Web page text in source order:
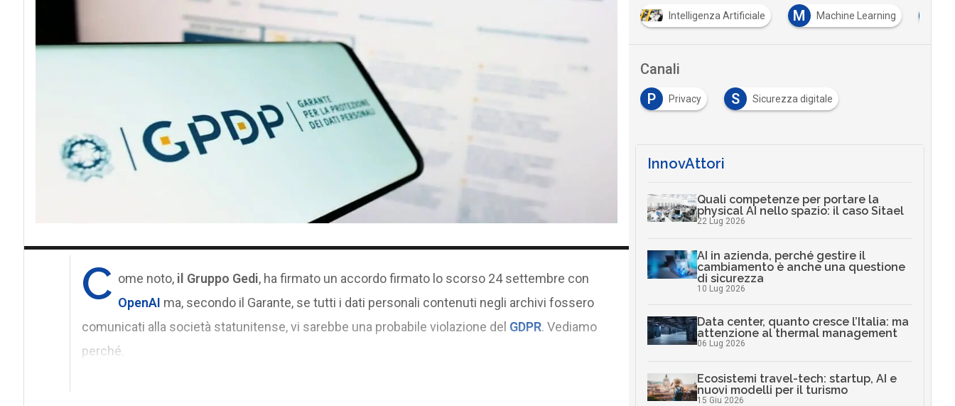
C ome noto, il Gruppo Gedi, ha firmato un accordo firmato lo scorso 24 settembre con
OpenAI ma, secondo il Garante, se tutti i dati personali contenuti negli archivi fossero
comunicati alla società statunitense, vi sarebbe una probabile violazione del GDPR. Vediamo
perché.
Intelligenza Artificiale M Machine Learning
Canali
P
Privacy S Sicurezza digitale
InnovAttori
Quali competenze per portare la
physical AI nello spazio: il caso Sitael
22 Lug 2026
AI in azienda, perché gestire il
cambiamento è anche una questione
di sicurezza
10 Lug 2026
Data center, quanto cresce l’Italia: ma
attenzione al thermal management
06 Lug 2026
Ecosistemi travel-tech: startup, AI e
nuovi modelli per il turismo
15 Giu 2026